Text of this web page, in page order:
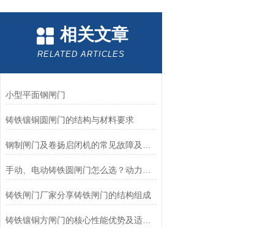
相关文章
RELATED ARTICLES
小型平面钢闸门
铸铁镶铜圆闸门的结构与材料要求
铸铁闸门厂家分享铸铁闸门的结构组成
铸铁镶铜方闸门的核心性能优势及适用场景